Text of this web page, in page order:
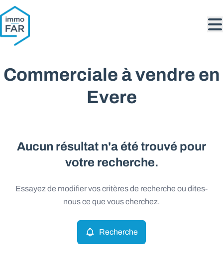
Aller au contenu principal
Commerciale à vendre en
Evere
Aucun résultat n'a été trouvé pour
votre recherche.
Essayez de modifier vos critères de recherche ou dites-
nous ce que vous cherchez.
Recherche